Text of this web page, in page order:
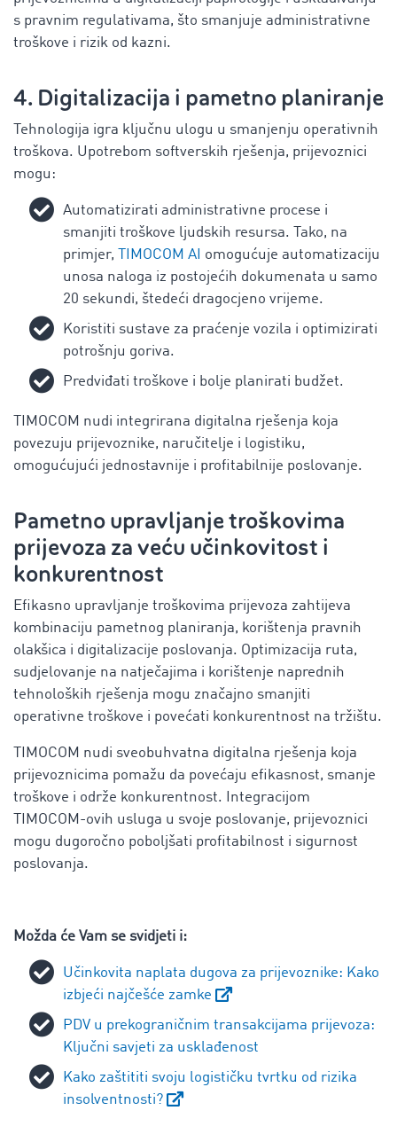
s pravnim regulativama, što smanjuje administrativne
troškove i rizik od kazni.
4. Digitalizacija i pametno planiranje
Tehnologija igra ključnu ulogu u smanjenju operativnih
troškova. Upotrebom softverskih rješenja, prijevoznici
mogu:
Automatizirati administrativne procese i
smanjiti troškove ljudskih resursa. Tako, na
primjer,
TIMOCOM AI omogućuje automatizaciju
unosa naloga iz postojećih dokumenata u samo
20 sekundi, štedeći dragocjeno vrijeme.
Koristiti sustave za praćenje vozila i optimizirati
potrošnju goriva.
Predviđati troškove i bolje planirati budžet.
TIMOCOM nudi integrirana digitalna rješenja koja
povezuju prijevoznike, naručitelje i logistiku,
omogućujući jednostavnije i profitabilnije poslovanje.
Pametno upravljanje troškovima
prijevoza za veću učinkovitost i
konkurentnost
Efikasno upravljanje troškovima prijevoza zahtijeva
kombinaciju pametnog planiranja, korištenja pravnih
olakšica i digitalizacije poslovanja. Optimizacija ruta,
sudjelovanje na natječajima i korištenje naprednih
tehnoloških rješenja mogu značajno smanjiti
operativne troškove i povećati konkurentnost na tržištu.
TIMOCOM nudi sveobuhvatna digitalna rješenja koja
prijevoznicima pomažu da povećaju efikasnost, smanje
troškove i održe konkurentnost. Integracijom
TIMOCOM-ovih usluga u svoje poslovanje, prijevoznici
mogu dugoročno poboljšati profitabilnost i sigurnost
poslovanja.
Možda će Vam se svidjeti i:
Učinkovita naplata dugova za prijevoznike: Kako
izbjeći najčešće zamke
PDV u prekograničnim transakcijama prijevoza:
Ključni savjeti za usklađenost
Kako zaštititi svoju logističku tvrtku od rizika
insolventnosti?